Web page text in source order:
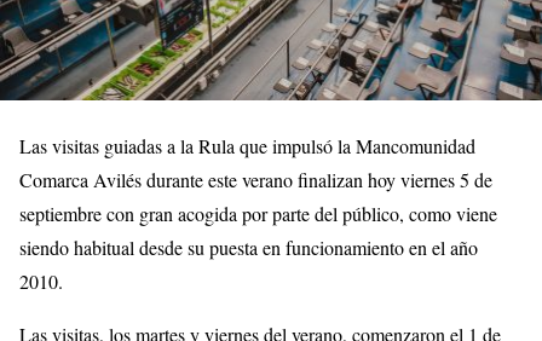
Las visitas guiadas a la Rula que impulsó la Mancomunidad
Comarca Avilés durante este verano finalizan hoy viernes 5 de
septiembre con gran acogida por parte del público, como viene
siendo habitual desde su puesta en funcionamiento en el año
2010.
Las visitas, los martes y viernes del verano, comenzaron el 1 de